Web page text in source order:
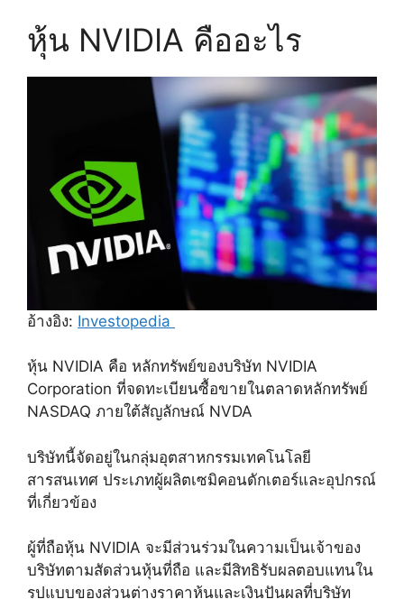
หุ้น NVIDIA คืออะไร
อ้างอิง: Investopedia
หุ้น NVIDIA คือ หลักทรัพย์ของบริษัท NVIDIA
Corporation ที่จดทะเบียนซื้อขายในตลาดหลักทรัพย์
NASDAQ ภายใต้สัญลักษณ์ NVDA
บริษัทนี้จัดอยู่ในกลุ่มอุตสาหกรรมเทคโนโลยี
สารสนเทศ ประเภทผู้ผลิตเซมิคอนดักเตอร์และอุปกรณ์
ที่เกี่ยวข้อง
ผู้ที่ถือหุ้น NVIDIA จะมีส่วนร่วมในความเป็นเจ้าของ
บริษัทตามสัดส่วนหุ้นที่ถือ และมีสิทธิรับผลตอบแทนใน
รูปแบบของส่วนต่างราคาหุ้นและเงินปันผลที่บริษัท